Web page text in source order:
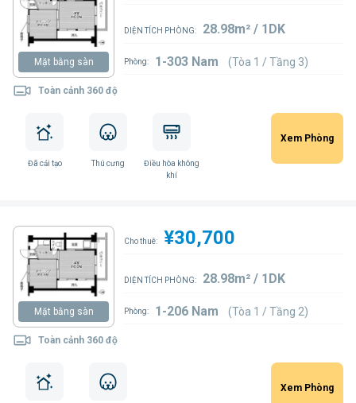
Mặt bằng sàn
Toàn cảnh 360 độ
DIỆN TÍCH PHÒNG: 28.98m² / 1DK
Phòng: 1-303 Nam (Tòa 1 / Tầng 3)
Đã cải tạo Thú cưng
Điều hòa không
khí
Xem Phòng
Mặt bằng sàn
Toàn cảnh 360 độ
Cho thuê: ¥30,700
DIỆN TÍCH PHÒNG: 28.98m² / 1DK
Phòng: 1-206 Nam (Tòa 1 / Tầng 2)
Xem Phòng